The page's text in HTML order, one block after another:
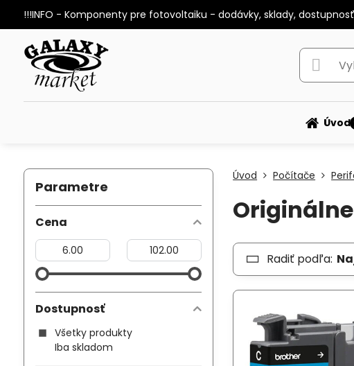
!!!INFO - Komponenty pre fotovoltaiku - dodávky, sklady, dostupnosť
Úvod
Úvod Počítače
Originálne
Radiť podľa:
Parametre
Cena
Od:
Do:
Dostupnosť
Všetky produkty
Iba skladom